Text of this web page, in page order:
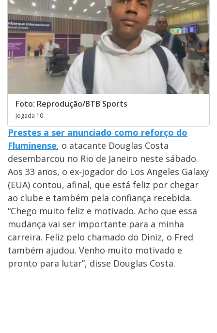
Foto: Reprodução/BTB Sports
Jogada 10
Prestes a ser anunciado como reforço do
Fluminense, o atacante Douglas Costa
desembarcou no Rio de Janeiro neste sábado.
Aos 33 anos, o ex-jogador do Los Angeles Galaxy
(EUA) contou, afinal, que está feliz por chegar
ao clube e também pela confiança recebida.
“Chego muito feliz e motivado. Acho que essa
mudança vai ser importante para a minha
carreira. Feliz pelo chamado do Diniz, o Fred
também ajudou. Venho muito motivado e
pronto para lutar”, disse Douglas Costa.